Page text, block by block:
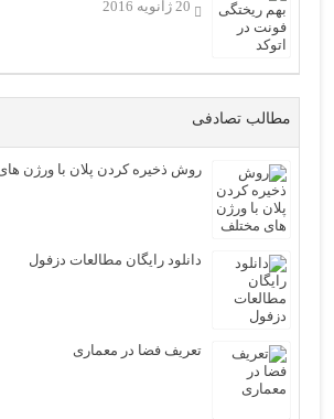
20 ژانویه 2016
مطالب تصادفی
روش ذخیره کردن پلان با ورژن
دانلود رایگان مطالعات دزفول
تعریف فضا در معماری